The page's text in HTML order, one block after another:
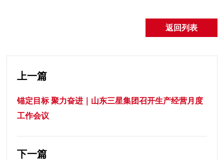
返回列表
上一篇
锚定目标 聚力奋进｜山东三星集团召开生产经营月度
工作会议
下一篇